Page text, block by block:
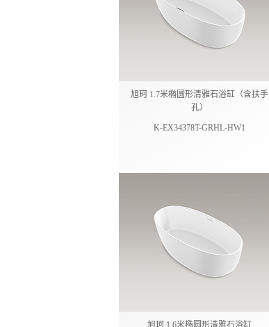
旭珂 1.7米椭圆形清雅石浴缸（含扶手
孔）
K-EX34378T-GRHL-HW1
旭珂 1.6米椭圆形清雅石浴缸